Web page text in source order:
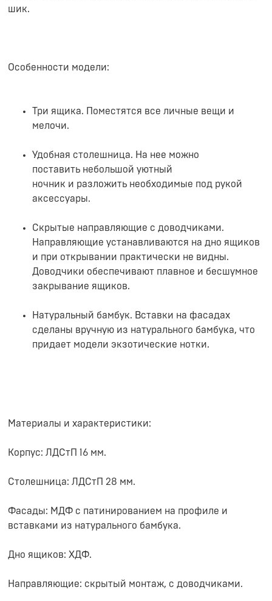
шик.
Особенности модели:
Три ящика. Поместятся все личные вещи и
мелочи.
Удобная столешница. На нее можно
поставить небольшой уютный
ночник и разложить необходимые под рукой
аксессуары.
Скрытые направляющие c доводчиками.
Направляющие устанавливаются на дно ящиков
и при открывании практически не видны.
Доводчики обеспечивают плавное и бесшумное
закрывание ящиков.
Натуральный бамбук. Вставки на фасадах
сделаны вручную из натурального бамбука, что
придает модели экзотические нотки.
Материалы и характеристики:
Корпус: ЛДСтП 16 мм.
Столешница: ЛДСтП 28 мм.
Фасады: МДФ с патинированием на профиле и
вставками из натурального бамбука.
Дно ящиков: ХДФ.
Направляющие: скрытый монтаж, с доводчиками.